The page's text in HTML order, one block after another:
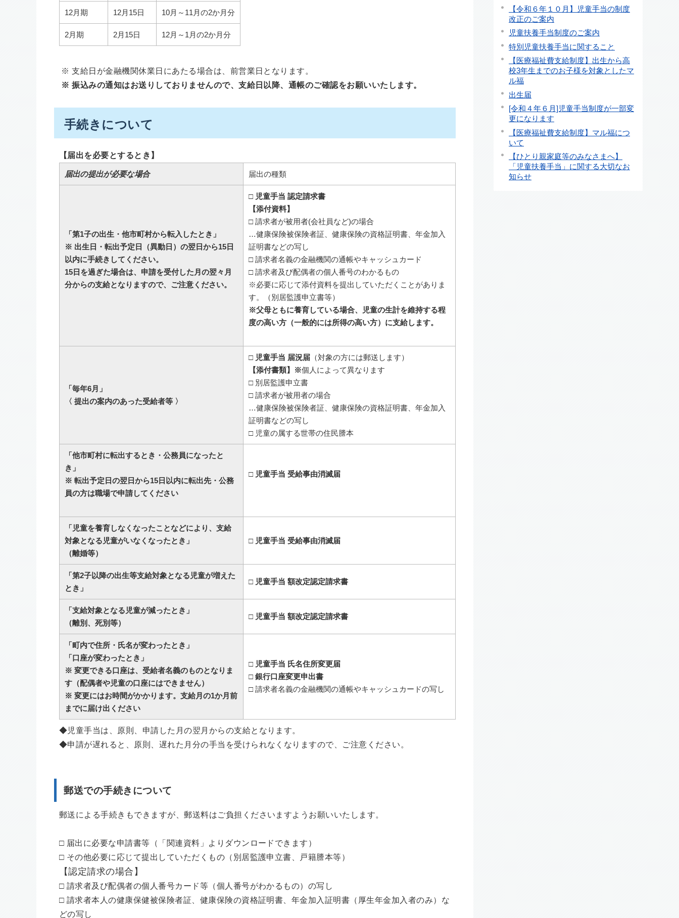
12月期 12月15日 10月～11月の2か月分
2月期 2月15日 12月～1月の2か月分
※ 支給日が金融機関休業日にあたる場合は、前営業日となります。
※ 振込みの通知はお送りしておりませんので、支給日以降、通帳のご確認をお願いいたします。
手続きについて
【届出を必要とするとき】
届出の提出が必要な場合 届出の種類
「第1子の出生・他市町村から転入したとき」
※ 出生日・転出予定日（異動日）の翌日から15日
以内に手続きしてください。
15日を過ぎた場合は、申請を受付した月の翌々月
分からの支給となりますので、ご注意ください。
□ 児童手当 認定請求書
【添付資料】
□ 請求者が被用者(会社員など)の場合
…健康保険被保険者証、健康保険の資格証明書、年金加入
証明書などの写し
□ 請求者名義の金融機関の通帳やキャッシュカード
□ 請求者及び配偶者の個人番号のわかるもの
※必要に応じて添付資料を提出していただくことがありま
す。（別居監護申立書等）
※父母ともに養育している場合、児童の生計を維持する程
度の高い方（一般的には所得の高い方）に支給します。
「毎年6月」
〈 提出の案内のあった受給者等 〉
□ 児童手当 届況届（対象の方には郵送します）
【添付書類】※個人によって異なります
□ 別居監護申立書
□ 請求者が被用者の場合
…健康保険被保険者証、健康保険の資格証明書、年金加入
証明書などの写し
□ 児童の属する世帯の住民謄本
「他市町村に転出するとき・公務員になったと
き」
※ 転出予定日の翌日から15日以内に転出先・公務
員の方は職場で申請してください
□ 児童手当 受給事由消滅届
「児童を養育しなくなったことなどにより、支給
対象となる児童がいなくなったとき」
（離婚等）
□ 児童手当 受給事由消滅届
「第2子以降の出生等支給対象となる児童が増えた
とき」
□ 児童手当 額改定認定請求書
「支給対象となる児童が減ったとき」
（離別、死別等）
□ 児童手当 額改定認定請求書
「町内で住所・氏名が変わったとき」
「口座が変わったとき」
※ 変更できる口座は、受給者名義のものとなりま
す（配偶者や児童の口座にはできません）
※ 変更にはお時間がかかります。支給月の1か月前
までに届け出ください
□ 児童手当 氏名住所変更届
□ 銀行口座変更申出書
□ 請求者名義の金融機関の通帳やキャッシュカードの写し
◆児童手当は、原則、申請した月の翌月からの支給となります。
◆申請が遅れると、原則、遅れた月分の手当を受けられなくなりますので、ご注意ください。
郵送での手続きについて
郵送による手続きもできますが、郵送料はご負担くださいますようお願いいたします。
□ 届出に必要な申請書等（「関連資料」よりダウンロードできます）
□ その他必要に応じて提出していただくもの（別居監護申立書、戸籍謄本等）
【認定請求の場合】
□ 請求者及び配偶者の個人番号カード等（個人番号がわかるもの）の写し
□ 請求者本人の健康保健被保険者証、健康保険の資格証明書、年金加入証明書（厚生年金加入者のみ）な
どの写し
【令和６年１０月】児童手当の制度
改正のご案内
児童扶養手当制度のご案内
特別児童扶養手当に関すること
【医療福祉費支給制度】出生から高
校3年生までのお子様を対象としたマ
ル福
出生届
[令和４年６月]児童手当制度が一部変
更になります
【医療福祉費支給制度】マル福につ
いて
【ひとり親家庭等のみなさまへ】
「児童扶養手当」に関する大切なお
知らせ